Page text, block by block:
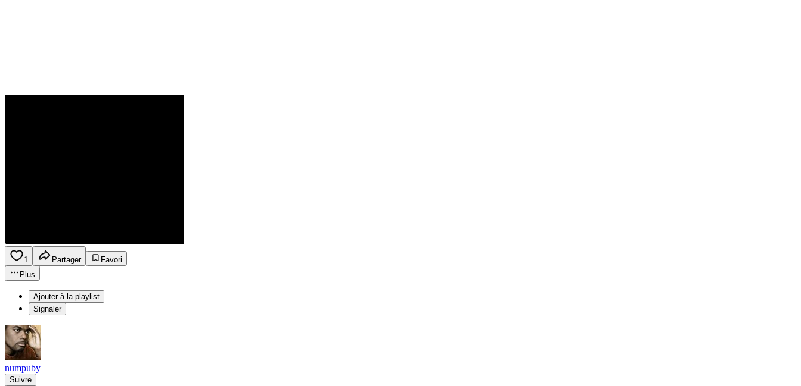
1 Partager
Favori
Plus
Ajouter à la playlist
Signaler
numpuby
Suivre